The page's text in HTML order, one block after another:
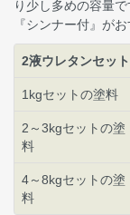
り少し多めの容量
『シンナー付』がお
2液ウレタンセッ
1kgセットの塗料
2～3kgセットの塗
料
4～8kgセットの塗
料